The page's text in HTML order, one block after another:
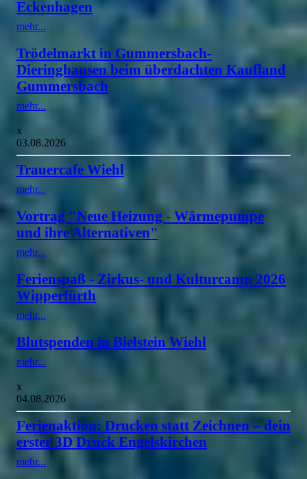
Eckenhagen
mehr...
Trödelmarkt in Gummersbach-
Dieringhausen beim überdachten Kaufland
Gummersbach
mehr...
x
03.08.2026
Trauercafe Wiehl
mehr...
Vortrag "Neue Heizung - Wärmepumpe
und ihre Alternativen"
mehr...
Ferienspaß - Zirkus- und Kulturcamp 2026
Wipperfürth
mehr...
Blutspenden in Bielstein Wiehl
mehr...
x
04.08.2026
Ferienaktion: Drucken statt Zeichnen – dein
erster 3D Druck Engelskirchen
mehr...